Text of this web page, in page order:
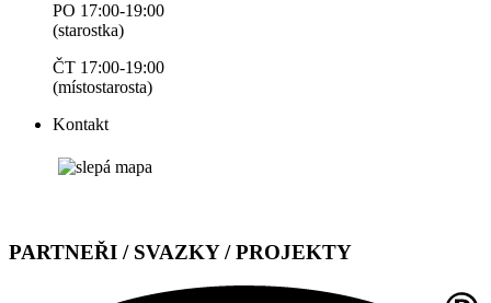
PO 17:00-19:00
(starostka)
ČT 17:00-19:00
(místostarosta)
Kontakt
PARTNEŘI / SVAZKY / PROJEKTY